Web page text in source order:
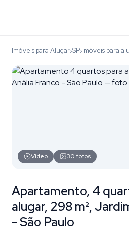
Imóveis para Alugar›SP›Imóveis para
Vídeo 30fotos
Apartamento, 4
alugar, 298 m²,
- São Paulo